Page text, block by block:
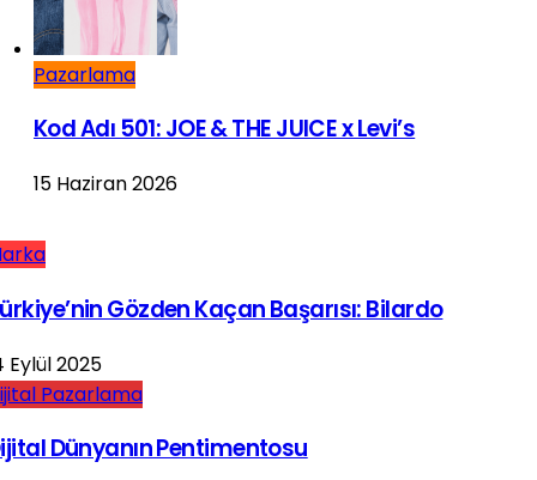
Pazarlama
Kod Adı 501: JOE & THE JUICE x Levi’s
15 Haziran 2026
Gözden Kaçan Başarısı: Bilardo
Eylül 2025
Pazarlama
Dünyanın Pentimentosu